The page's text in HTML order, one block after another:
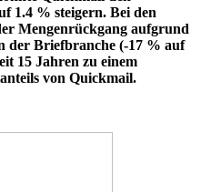
1.4 % steigern. Bei den
Mengenrückgang aufgrund
der Briefbranche (-17 % auf
15 Jahren zu einem
von Quickmail.